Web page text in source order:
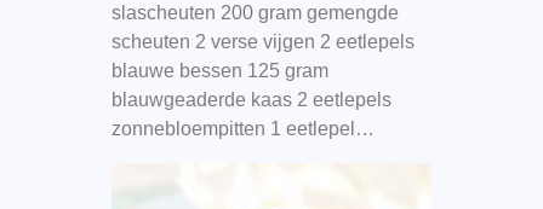
slascheuten 200 gram gemengde
scheuten 2 verse vijgen 2 eetlepels
blauwe bessen 125 gram
blauwgeaderde kaas 2 eetlepels
zonnebloempitten 1 eetlepel…